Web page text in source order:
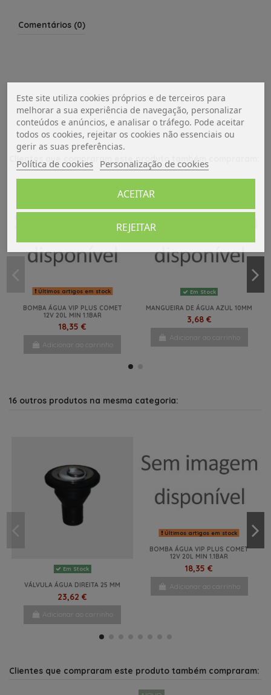
Comentários (0)
De momento, sem avaliações.
Clientes que compraram este produto também compraram:
Últimos artigos em stock
BOMBA ÁGUA VIP PLUS COMET
12V 20L MIN 1.1BAR
18,35 €
Adicionar ao carrinho
Em Stock
MANGUEIRA DE ÁGUA AZUL 10MM
3,68 €
Adicionar ao carrinho
Últimos artigos em stock
Adicionar ao carrinho
16 outros produtos na mesma categoria:
Em Stock
VÁLVULA ÁGUA DIREITA 25 MM
23,62 €
Adicionar ao carrinho
Últimos artigos em stock
BOMBA ÁGUA VIP PLUS COMET
12V 20L MIN 1.1BAR
18,35 €
Adicionar ao carrinho
Clientes que compraram este produto também compraram:
Este site utiliza cookies próprios e de terceiros para
melhorar a sua experiência de navegação, personalizar
conteúdos e anúncios, e analisar o tráfego. Pode aceitar
todos os cookies, rejeitar os cookies não essenciais ou
gerir as suas preferências.
Política de cookies Personalização de cookies
REJEITAR
ACEITAR